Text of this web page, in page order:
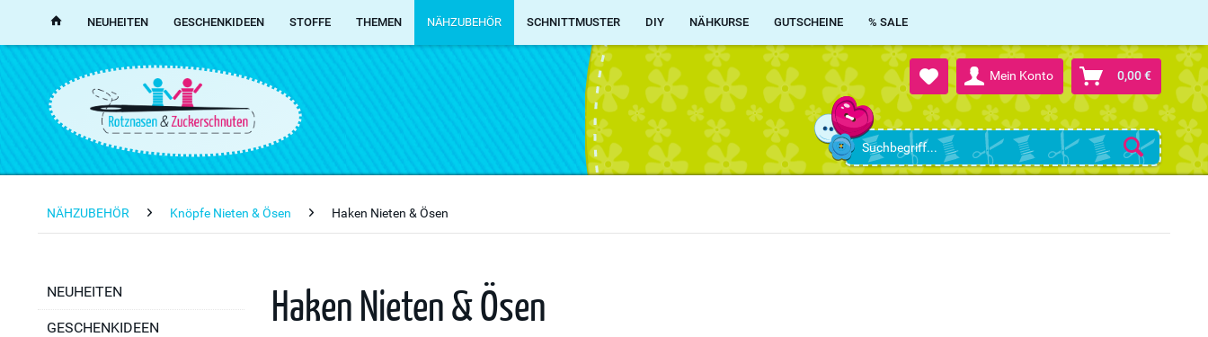
Mein Konto 0,00 €
NEUHEITEN GESCHENKIDEEN STOFFE THEMEN NÄHZUBEHÖR SCHNITTMUSTER DIY NÄHKURSE GUTSCHEINE % SALE
NÄHZUBEHÖR Knöpfe Nieten & Ösen Haken Nieten & Ösen
NEUHEITEN
GESCHENKIDEEN Haken Nieten & Ösen